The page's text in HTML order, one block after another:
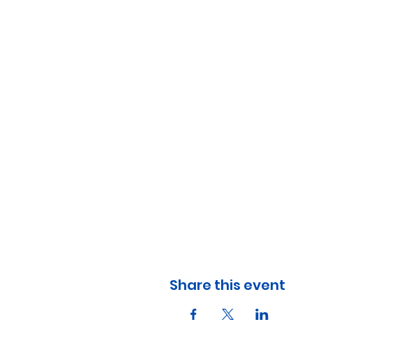
Share this event